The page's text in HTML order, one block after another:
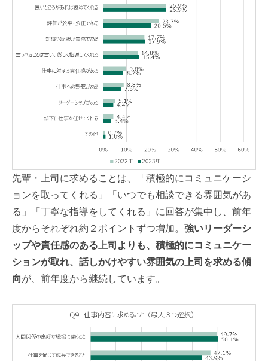
先輩・上司に求めることは、「積極的にコミュニケーシ
ョンを取ってくれる」「いつでも相談できる雰囲気があ
る」「丁寧な指導をしてくれる」に回答が集中し、前年
度からそれぞれ約２ポイントずつ増加。 強いリーダーシ
ップや責任感のある上司よりも、積極的にコミュニケー
ションが取れ、話しかけやすい雰囲気の上司を求める傾
向が、前年度から継続しています。